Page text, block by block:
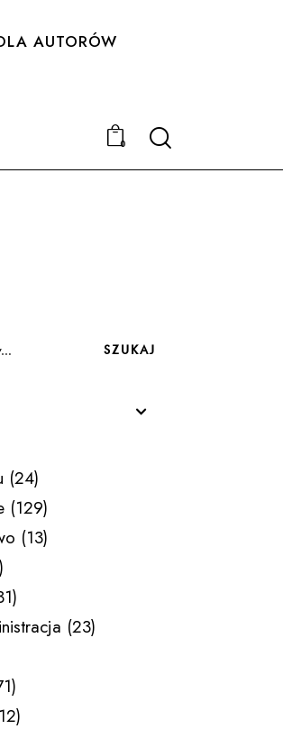
AUTORÓW
0 Search
SZUKAJ
(24)
(129)
(13)
(23)